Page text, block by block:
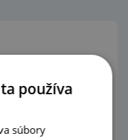
používa
súbory